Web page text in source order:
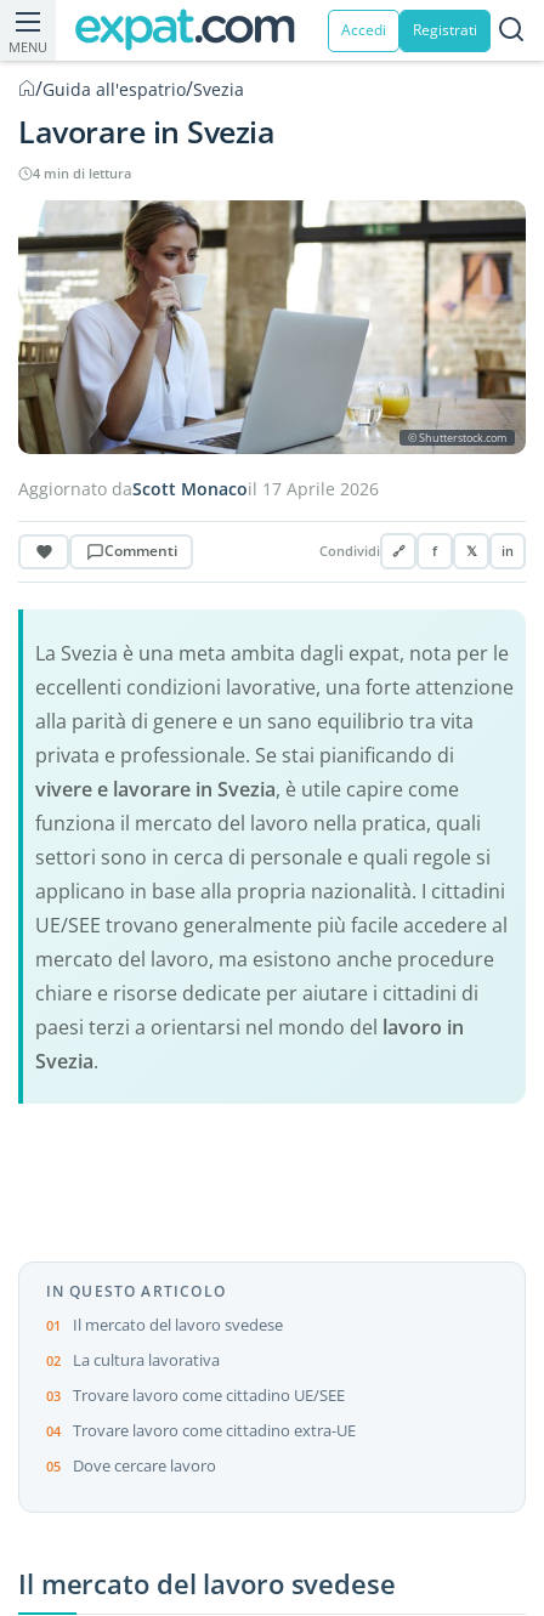
MENU
Accedi Registrati
/Guida all'espatrio/Svezia
Lavorare in Svezia
4 min di lettura
© Shutterstock.com
Aggiornato daScott Monacoil 17 Aprile 2026
Commenti Condividi 🔗 f 𝕏 in
La Svezia è una meta ambita dagli expat, nota per le
eccellenti condizioni lavorative, una forte attenzione
alla parità di genere e un sano equilibrio tra vita
privata e professionale. Se stai pianificando di
vivere e lavorare in Svezia, è utile capire come
funziona il mercato del lavoro nella pratica, quali
settori sono in cerca di personale e quali regole si
applicano in base alla propria nazionalità. I cittadini
UE/SEE trovano generalmente più facile accedere al
mercato del lavoro, ma esistono anche procedure
chiare e risorse dedicate per aiutare i cittadini di
paesi terzi a orientarsi nel mondo del lavoro in
Svezia.
IN QUESTO ARTICOLO
Il mercato del lavoro svedese
La cultura lavorativa
Trovare lavoro come cittadino UE/SEE
Trovare lavoro come cittadino extra-UE
Dove cercare lavoro
Il mercato del lavoro svedese